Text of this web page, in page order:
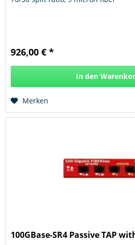
926,00 € *
In den
Merken
100GBase-SR4 Passive TAP